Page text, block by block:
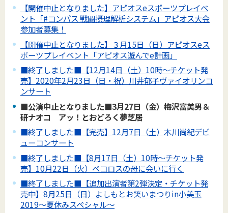
【開催中止となりました】アピオスeスポーツプレイベ
ント「#コンパス 戦闘摂理解析システム」アピオス大会
参加者募集！
【開催中止となりました】３月15日（日）アピオスeス
ポーツプレイベント「アピオス遊んでe計画」
■終了しました■【12月14日（土）10時～チケット発
売】2020年2月23日（日・祝）川井郁子ヴァイオリンコ
ンサート
■公演中止となりました■3月27日（金）梅沢富美男＆
研ナオコ アッ！とおどろく夢芝居
■終了しました■【完売】12月7日（土）木川尚紀デビ
ューコンサート
■終了しました■【8月17日（土）10時～チケット発
売】10月22日（火）ペコロスの母に会いに行く
■終了しました■【追加出演者第2弾決定・チケット発
売中】8月25日（日）よしもとお笑いまつりin小美玉
2019～夏休みスペシャル～